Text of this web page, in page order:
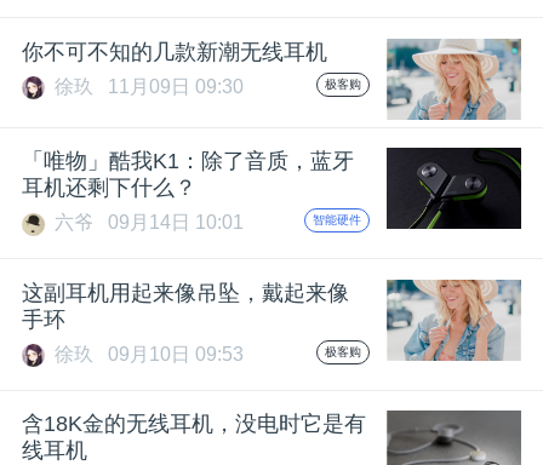
GAIR
题
搞
机
你不可不知的几款新潮无线耳机
徐玖 11月09日 09:30 极客购
「唯物」酷我K1：除了音质，蓝牙
耳机还剩下什么？
六爷 09月14日 10:01 智能硬件
这副耳机用起来像吊坠，戴起来像
手环
徐玖 09月10日 09:53 极客购
含18K金的无线耳机，没电时它是有
线耳机